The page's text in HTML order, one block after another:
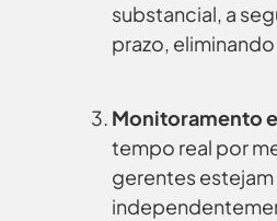
substancial, a
prazo,
Monitoramento
tempo real por
gerentes